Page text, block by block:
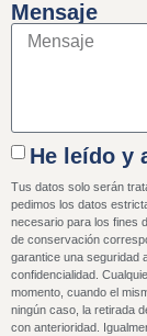
Mensaje
He leído y
Tus datos solo serán
pedimos los datos
necesario para los fines
de conservación
garantice una seguridad
confidencialidad.
momento, cuando el
ningún caso, la retirada
con anterioridad.